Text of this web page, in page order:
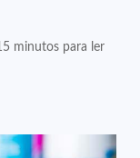
minutos para ler